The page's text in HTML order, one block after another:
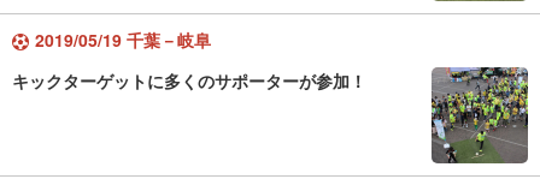
2019/05/19 千葉－岐阜
キックターゲットに多くのサポーターが参加！